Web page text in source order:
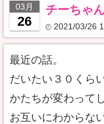
03月
26
チーちゃ
2021/03/26
最近の話。
だいたい３０くら
かたちが変わって
お互いにわからな